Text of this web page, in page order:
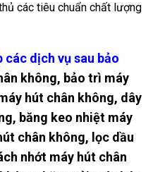
các tiêu chuẩn chất lượng
dịch vụ sau bảo
không, bảo trì máy
hút chân không, dây
băng keo nhiệt máy
chân không, lọc dầu
nhớt máy hút chân